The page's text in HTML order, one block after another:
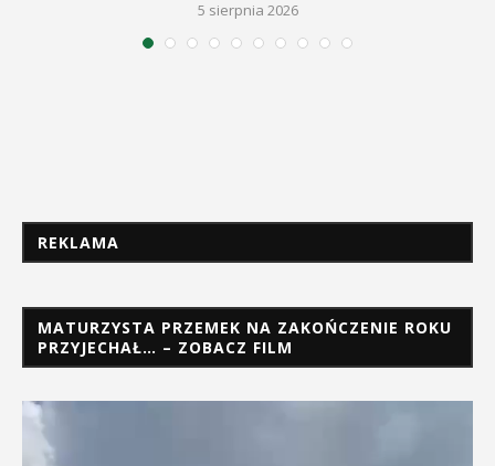
5 sierpnia 2026
REKLAMA
MATURZYSTA PRZEMEK NA ZAKOŃCZENIE ROKU
PRZYJECHAŁ… – ZOBACZ FILM
Odtwarzacz